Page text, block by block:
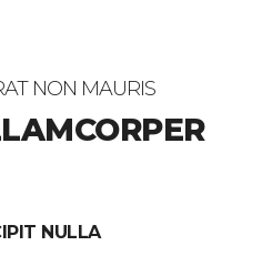
NON MAURIS
NULLA